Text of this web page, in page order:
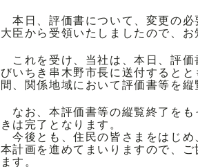
本日、評価書について、変更の必
大臣から受領いたしましたので、
これを受け、当社は、本日、評価
びいちき串木野市長に送付すると
間、関係地域において評価書等を
なお、本評価書等の縦覧終了をも
きは完了となります。
今後とも、住民の皆さまをはじめ
本計画を進めてまいりますので、
ます。